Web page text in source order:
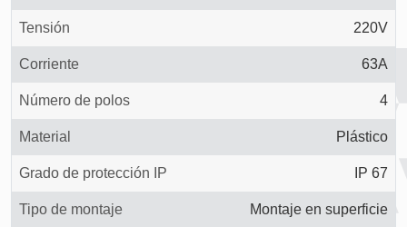
Tensión 220V
Corriente 63A
Número de polos 4
Material Plástico
Grado de protección IP IP 67
Tipo de montaje Montaje en superficie